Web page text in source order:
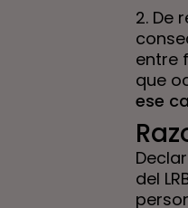
2. De
entre
que
ese
del